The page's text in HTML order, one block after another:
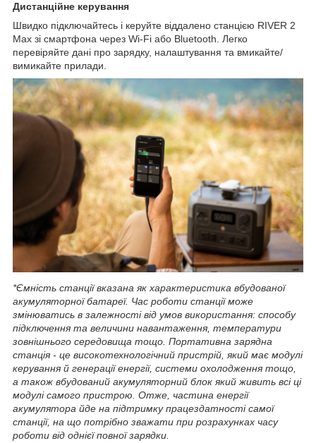
Дистанційне керування
Швидко підключайтесь і керуйте віддалено станцією RIVER 2
Max зі смартфона через Wi-Fi або Bluetooth. Легко
перевіряйте дані про зарядку, налаштування та вмикайте/
вимикайте прилади.
*Ємність станції вказана як характеристика вбудованої
акумуляторної батареї. Час роботи станції може
змінюватись в залежності від умов використання: способу
підключення та величини навантаження, температури
зовнішнього середовища тощо. Портативна зарядна
станція - це високотехнологічний пристрій, який має модулі
керування й генерації енергії, системи охолодження тощо,
а також вбудований акумуляторний блок який живить всі ці
модулі самого пристрою. Отже, частина енергії
акумулятора йде на підтримку працездатності самої
станції, на що потрібно зважати при розрахунках часу
роботи від однієї повної зарядки.